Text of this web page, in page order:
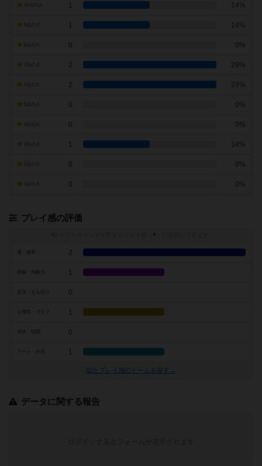
1 14%
9点の人 1 14%
0 0%
7点の人 2 29%
2 29%
0 0%
0 0%
1 14%
0 0%
0 0%
プレイ感の評価
※
2
1
交渉・立ち回り 0
1
0
アート・外見 1
似たプレイ感のゲームを探す→
データに関する報告